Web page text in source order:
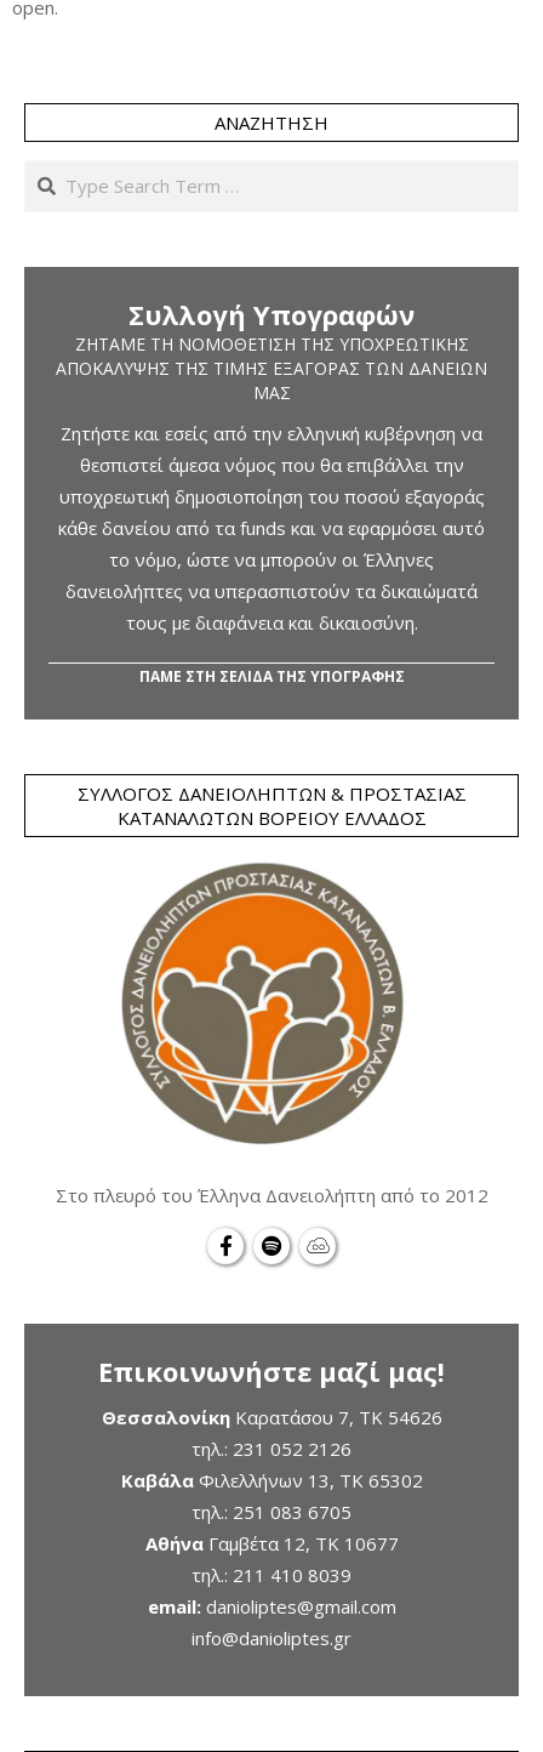
open.
ΑΝΑΖΉΤΗΣΗ
Search
Συλλογή Υπογραφών
ΖΗΤΆΜΕ ΤΗ ΝΟΜΟΘΈΤΙΣΗ ΤΗΣ ΥΠΟΧΡΕΩΤΙΚΉΣ
ΑΠΟΚΆΛΥΨΗΣ ΤΗΣ ΤΙΜΉΣ ΕΞΑΓΟΡΆΣ ΤΩΝ ΔΑΝΕΊΩΝ
ΜΑΣ
Ζητήστε και εσείς από την ελληνική κυβέρνηση να
θεσπιστεί άμεσα νόμος που θα επιβάλλει την
υποχρεωτική δημοσιοποίηση του ποσού εξαγοράς
κάθε δανείου από τα funds και να εφαρμόσει αυτό
το νόμο, ώστε να μπορούν οι Έλληνες
δανειολήπτες να υπερασπιστούν τα δικαιώματά
τους με διαφάνεια και δικαιοσύνη.
ΠΑΜΕ ΣΤΗ ΣΕΛΙΔΑ ΤΗΣ ΥΠΟΓΡΑΦΗΣ
ΣΎΛΛΟΓΟΣ ΔΑΝΕΙΟΛΗΠΤΏΝ & ΠΡΟΣΤΑΣΊΑΣ
ΚΑΤΑΝΑΛΩΤΏΝ ΒΟΡΕΊΟΥ ΕΛΛΆΔΟΣ
Στο πλευρό του Έλληνα Δανειολήπτη από το 2012
Επικοινωνήστε μαζί μας!
ΘεσσαλονίκηΚαρατάσου 7, TK 54626
τηλ.: 231 052 2126
ΚαβάλαΦιλελλήνων 13, ΤΚ 65302
τηλ.: 251 083 6705
ΑθήναΓαμβέτα 12, ΤΚ 10677
τηλ.: 211 410 8039
email: danioliptes@gmail.com
info@danioliptes.gr